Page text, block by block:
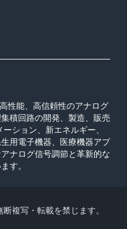
性能、高信頼性のアナログ
積回路の開発、製造、販売
ション、新エネルギー、
用電子機器、医療機器アプ
ナログ信号調節と革新的な
す。
断複写・転載を禁じます。